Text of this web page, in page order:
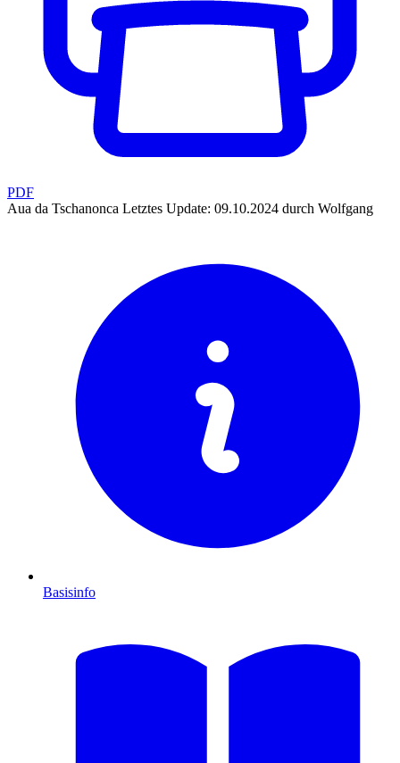
PDF
Aua da Tschanonca Letztes Update: 09.10.2024 durch Wolfgang
Basisinfo